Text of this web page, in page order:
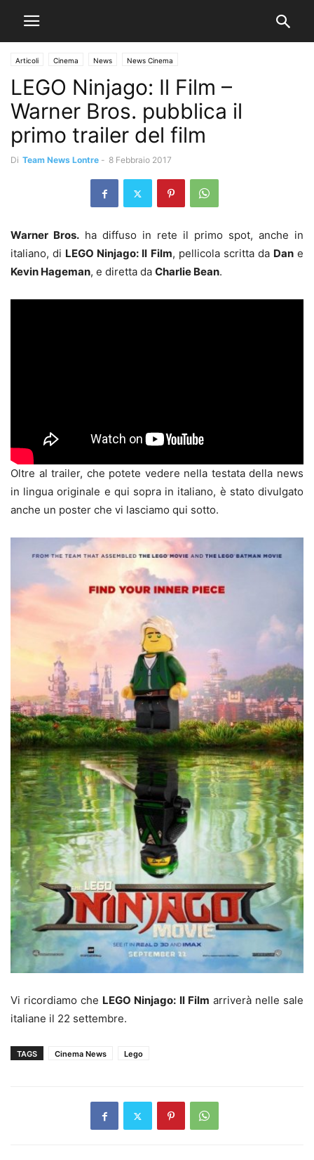
Articoli Cinema News News Cinema
LEGO Ninjago: Il Film –
Warner Bros. pubblica il
primo trailer del film
Di Team News Lontre - 8 Febbraio 2017
Warner Bros. ha diffuso in rete il primo spot, anche in
italiano, di LEGO Ninjago: Il Film, pellicola scritta da Dane
Kevin Hageman, e diretta da Charlie Bean.
Oltre al trailer, che potete vedere nella testata della news
in lingua originale e qui sopra in italiano, è stato divulgato
anche un poster che vi lasciamo qui sotto.
Vi ricordiamo che LEGO Ninjago: Il Film arriverà nelle sale
italiane il 22 settembre.
TAGS Cinema News Lego